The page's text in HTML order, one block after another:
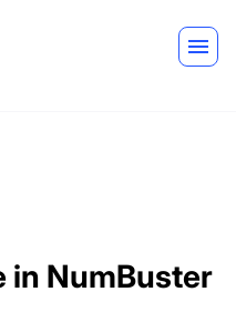
in NumBuster